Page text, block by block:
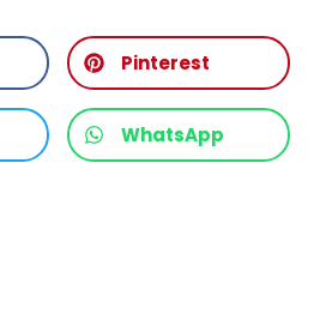
Pinterest
WhatsApp